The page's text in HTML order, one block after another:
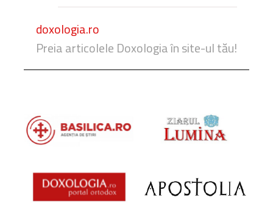
doxologia.ro
Preia articolele Doxologia în site-ul tău!